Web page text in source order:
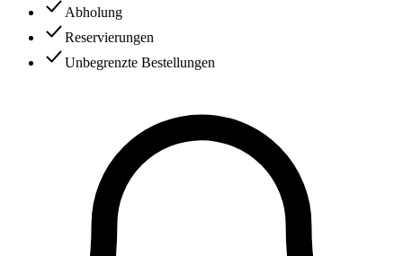
Abholung
Reservierungen
Unbegrenzte Bestellungen